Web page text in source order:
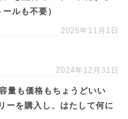
ルも不要）
2025年11月1日
2024年12月31日
量も価格もちょうどいい
ーを購入し、はたして何に